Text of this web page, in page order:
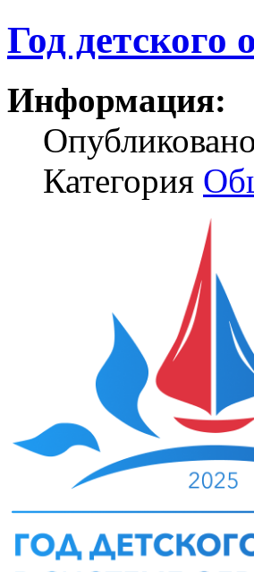
Год детского
Информация:
Категория